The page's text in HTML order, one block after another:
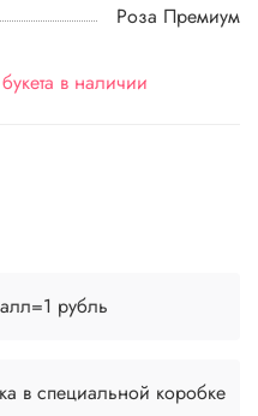
в наличии
Роза Премиум
рубль
в специальной коробке